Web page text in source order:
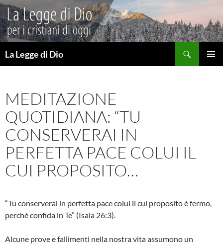
Vai
al
contenuto
La Legge di Dio
MEDITAZIONE
QUOTIDIANA: “TU
CONSERVERAI IN
PERFETTA PACE COLUI IL
CUI PROPOSITO…
“Tu conserverai in perfetta pace colui il cui proposito è fermo,
perché confida in Te” (Isaia 26:3).
Alcune prove e fallimenti nella nostra vita assumono un